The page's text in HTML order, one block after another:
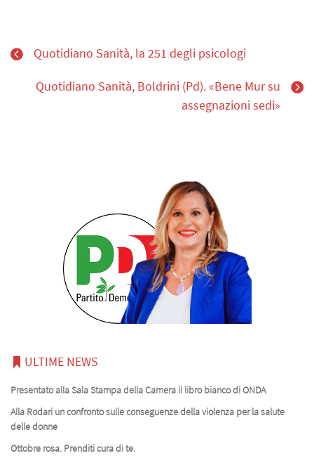
Quotidiano Sanità, la 251 degli psicologi
Quotidiano Sanità, Boldrini (Pd). «Bene Mur su
assegnazioni sedi»
ULTIME NEWS
Presentato alla Sala Stampa della Camera il libro bianco di ONDA
Alla Rodari un confronto sulle conseguenze della violenza per la salute
delle donne
Ottobre rosa. Prenditi cura di te.